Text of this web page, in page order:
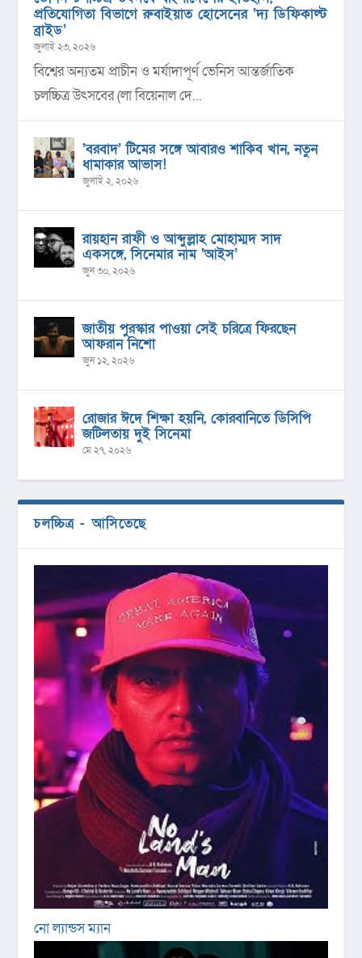
প্রতিযোগিতা বিভাগে রুবাইয়াত হোসেনের ‘দ্য ডিফিকাল্ট
ব্রাইড’
জুলাই ২৩, ২০২৬
বিশ্বের অন্যতম প্রাচীন ও মর্যাদাপূর্ণ ভেনিস আন্তর্জাতিক
চলচ্চিত্র উৎসবের (লা বিয়েনাল দে...
‘বরবাদ’ টিমের সঙ্গে আবারও শাকিব খান, নতুন
ধামাকার আভাস!
জুলাই ২, ২০২৬
রায়হান রাফী ও আব্দুল্লাহ মোহাম্মদ সাদ
একসঙ্গে, সিনেমার নাম ‘আইস’
জুন ৩০, ২০২৬
জাতীয় পুরস্কার পাওয়া সেই চরিত্রে ফিরছেন
আফরান নিশো
জুন ১২, ২০২৬
রোজার ঈদে শিক্ষা হয়নি, কোরবানিতে ডিসিপি
জটিলতায় দুই সিনেমা
মে ২৭, ২০২৬
চলচ্চিত্র - আসিতেছে
নো ল্যান্ডস ম্যান